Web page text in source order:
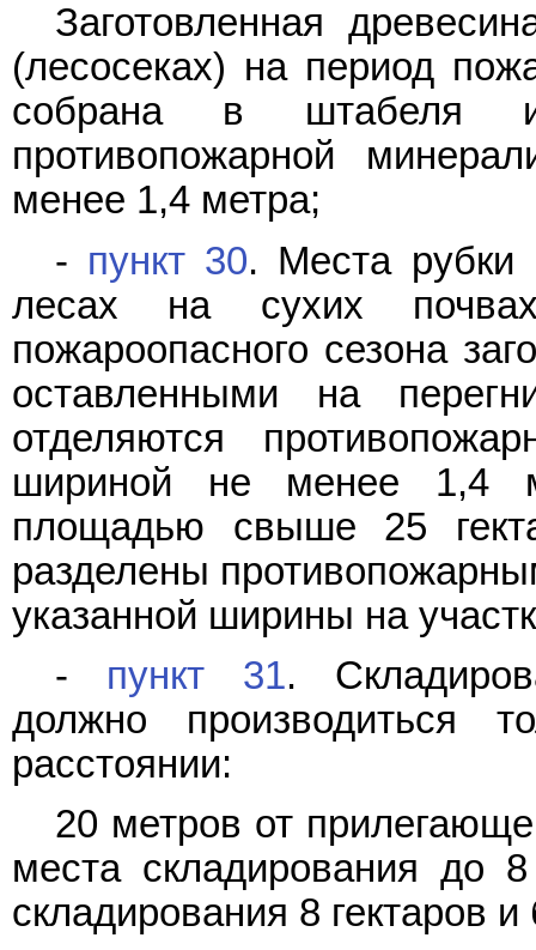
Заготовленная
(лесосеках) на период
собрана в штабеля
противопожарной
менее 1,4 метра;
- пункт 30. Места рубки
лесах на сухих
пожароопасного сезона
оставленными на
отделяются
шириной не менее 1,4
площадью свыше 25
разделены
указанной ширины на
- пункт 31.
должно производиться
расстоянии:
20 метров от
места складирования до
складирования 8 гектаров